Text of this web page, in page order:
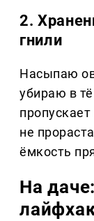
2.
гнили
Насыпаю
убираю в
пропускает
не
ёмкость
На